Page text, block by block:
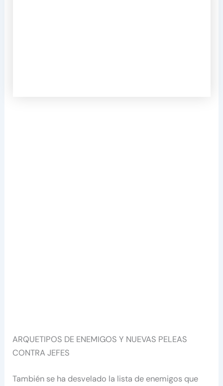
ARQUETIPOS DE ENEMIGOS Y NUEVAS PELEAS
CONTRA JEFES
También se ha desvelado la lista de enemigos que